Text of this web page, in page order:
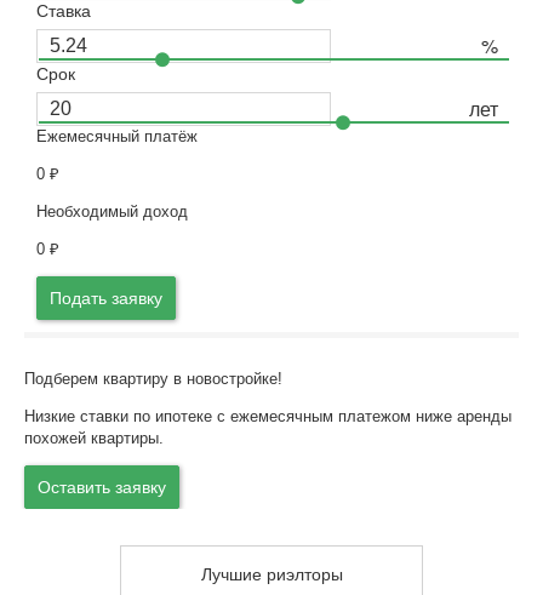
Ставка
Срок
Ежемесячный платёж
0 ₽
Необходимый доход
0 ₽
Подать заявку
Подберем квартиру в новостройке!
Низкие ставки по ипотеке с ежемесячным платежом ниже аренды
похожей квартиры.
Оставить заявку
Лучшие риэлторы